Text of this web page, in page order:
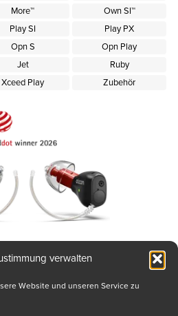
verwalten
Website und unseren Service zu
More™
Own SI™
Play SI
Play PX
Opn S
Opn Play
Jet
Ruby
Xceed Play Zubehör
Im-Ohr NXT